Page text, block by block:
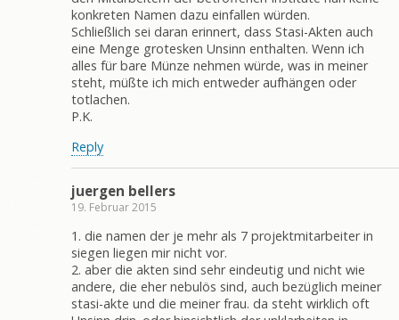
konkreten Namen dazu einfallen würden.
Schließlich sei daran erinnert, dass Stasi-Akten auch
eine Menge grotesken Unsinn enthalten. Wenn ich
alles für bare Münze nehmen würde, was in meiner
steht, müßte ich mich entweder aufhängen oder
totlachen.
P.K.
Reply
juergen bellers
19. Februar 2015
1. die namen der je mehr als 7 projektmitarbeiter in
siegen liegen mir nicht vor.
2. aber die akten sind sehr eindeutig und nicht wie
andere, die eher nebulös sind, auch bezüglich meiner
stasi-akte und die meiner frau. da steht wirklich oft